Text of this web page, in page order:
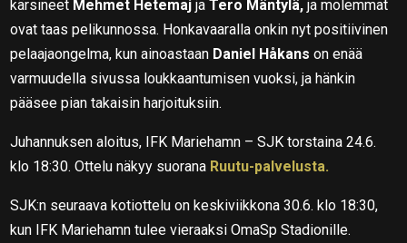
kärsineet Mehmet Hetemaj jaTero Mäntylä, ja molemmat
ovat taas pelikunnossa. Honkavaaralla onkin nyt positiivinen
pelaajaongelma, kun ainoastaan Daniel Håkans on enää
varmuudella sivussa loukkaantumisen vuoksi, ja hänkin
pääsee pian takaisin harjoituksiin.
Juhannuksen aloitus, IFK Mariehamn – SJK torstaina 24.6.
klo 18:30. Ottelu näkyy suorana Ruutu-palvelusta.
SJK:n seuraava kotiottelu on keskiviikkona 30.6. klo 18:30,
kun IFK Mariehamn tulee vieraaksi OmaSp Stadionille.